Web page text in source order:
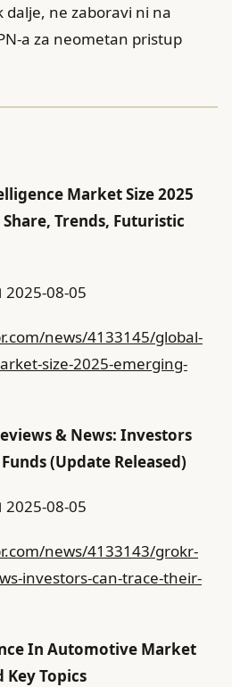
dalje, ne zaboravi ni na
a za neometan pristup
Market Size 2025
Trends, Futuristic
2025-08-05
news/4133145/global-
size-2025-emerging-
& News: Investors
(Update Released)
2025-08-05
news/4133143/grokr-
investors-can-trace-their-
In Automotive Market
Key Topics